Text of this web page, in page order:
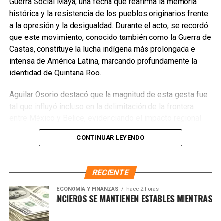
las nuevas generaciones mantengan el legado que ha
dado sentido y fuerza a la historia del municipio.
Fuente: 5to Poder Agencia de Noticias
histórica y la resistencia de los pueblos originarios frente
a la opresión y la desigualdad. Durante el acto, se recordó
que este movimiento, conocido también como la Guerra de
Castas, constituye la lucha indígena más prolongada e
intensa de América Latina, marcando profundamente la
identidad de Quintana Roo.
Aguilar Osorio destacó que la magnitud de esta gesta fue
tal que influyó incluso en la delimitación de la frontera
del levantamiento. Subrayó además que existió un
momento histórico en el que el pueblo maya llegó a
controlar más de cuatro quintas partes de la península de
Yucatán, impulsado por líderes como Manuel Antonio Ay,
Cecilio Chi y Jacinto Pat, quienes simbolizan el espíritu de
dignidad y valentía de esta tierra.
CONTINUAR LEYENDO
RECIENTE
ECONOMÍA Y FINANZAS hace 2 horas
FINANCIEROS SE MANTIENEN ESTABLES MIENTRAS EL